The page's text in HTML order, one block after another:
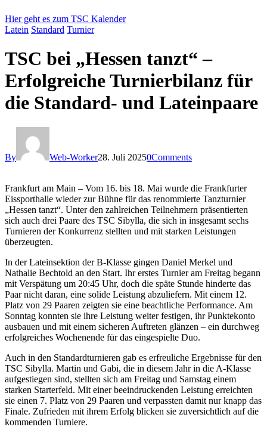
Hier geht es zum TSC Kalender
Latein Standard Turnier
TSC bei „Hessen tanzt“ –
Erfolgreiche Turnierbilanz für
die Standard- und Lateinpaare
By Web-Worker28. Juli 20250Comments
Frankfurt am Main – Vom 16. bis 18. Mai wurde die Frankfurter
Eissporthalle wieder zur Bühne für das renommierte Tanzturnier
„Hessen tanzt“. Unter den zahlreichen Teilnehmern präsentierten
sich auch drei Paare des TSC Sibylla, die sich in insgesamt sechs
Turnieren der Konkurrenz stellten und mit starken Leistungen
überzeugten.
In der Lateinsektion der B-Klasse gingen Daniel Merkel und
Nathalie Bechtold an den Start. Ihr erstes Turnier am Freitag begann
mit Verspätung um 20:45 Uhr, doch die späte Stunde hinderte das
Paar nicht daran, eine solide Leistung abzuliefern. Mit einem 12.
Platz von 29 Paaren zeigten sie eine beachtliche Performance. Am
Sonntag konnten sie ihre Leistung weiter festigen, ihr Punktekonto
ausbauen und mit einem sicheren Auftreten glänzen – ein durchweg
erfolgreiches Wochenende für das eingespielte Duo.
Auch in den Standardturnieren gab es erfreuliche Ergebnisse für den
TSC Sibylla. Martin und Gabi, die in diesem Jahr in die A-Klasse
aufgestiegen sind, stellten sich am Freitag und Samstag einem
starken Starterfeld. Mit einer beeindruckenden Leistung erreichten
sie einen 7. Platz von 29 Paaren und verpassten damit nur knapp das
Finale. Zufrieden mit ihrem Erfolg blicken sie zuversichtlich auf die
kommenden Turniere.